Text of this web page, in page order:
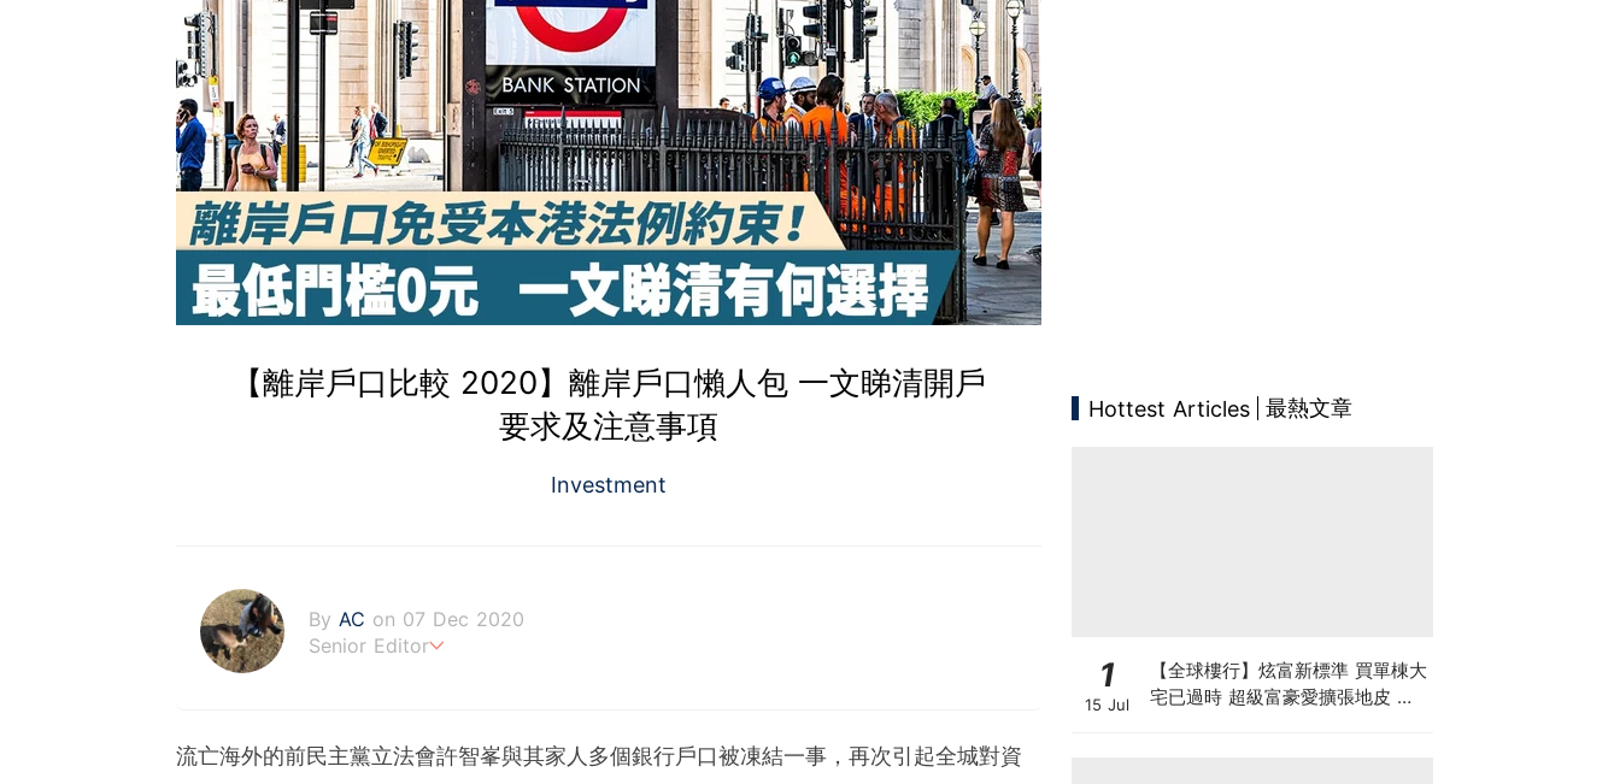
【離岸戶口比較 2020】離岸戶口懶人包 一文睇清開戶
要求及注意事項
Investment
By AC on 07 Dec 2020
Senior Editor
流亡海外的前民主黨立法會許智峯與其家人多個銀行戶口被凍結一事，再次引起全城對資
Hottest Articles 最熱文章
1
15 Jul
【全球樓行】炫富新標準 買單棟大
宅已過時 超級富豪愛擴張地皮 建